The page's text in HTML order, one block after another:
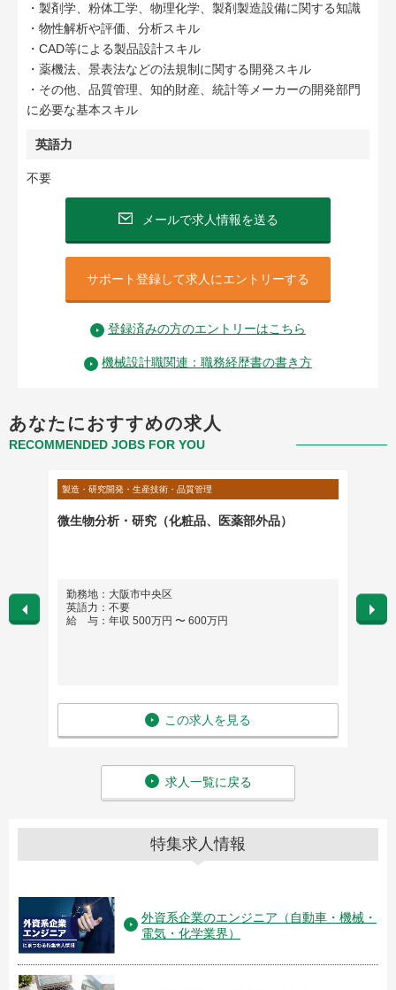
・製剤学、粉体工学、物理化学、製剤製造設備に関する知識
・物性解析や評価、分析スキル
・CAD等による製品設計スキル
・薬機法、景表法などの法規制に関する開発スキル
・その他、品質管理、知的財産、統計等メーカーの開発部門
に必要な基本スキル
英語力
不要
メールで求人情報を送る
サポート登録して求人にエントリーする
登録済みの方のエントリーはこちら
機械設計職関連：職務経歴書の書き方
あなたにおすすめの求人
RECOMMENDED JOBS FOR YOU
製造・研究開発・生産技術・品質管理
微生物分析・研究（化粧品、医薬部外品）
勤務地：大阪市中央区
英語力：不要
給 与：年収 500万円 〜 600万円
この求人を見る
勤務
英語
給
求人一覧に戻る
特集求人情報
外資系企業のエンジニア（自動車・機械・
電気・化学業界）